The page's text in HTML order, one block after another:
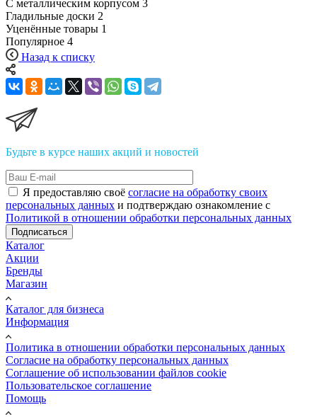
С металлическим корпусом 3
Гладильные доски 2
Уценённые товары 1
Популярное 4
Назад к списку
Будьте в курсе наших акций и новостей
Я предоставляю своё согласие на обработку своих
персональных данных и подтверждаю ознакомление с
Политикой в отношении обработки персональных данных
Подписаться
Каталог
Акции
Бренды
Магазин
Каталог для бизнеса
Информация
Политика в отношении обработки персональных данных
Cогласие на обработку персональных данных
Cоглашение об использовании файлов cookie
Пользовательское соглашение
Помощь